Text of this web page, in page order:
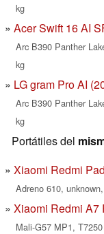
kg
Acer Swift 16 AI
Arc B390 Panther
kg
LG gram Pro AI
Arc B390 Panther
kg
Portátiles del
Xiaomi Redmi
Adreno 610,
Xiaomi Redmi A7
Mali-G57 MP1,